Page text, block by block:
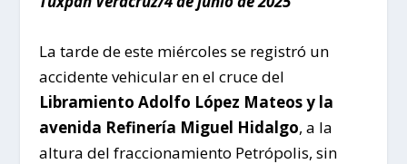
La tarde de este miércoles se registró un
accidente vehicular en el cruce del
Libramiento Adolfo López Mateos y la
avenida Refinería Miguel Hidalgo, a la
altura del fraccionamiento Petrópolis, sin